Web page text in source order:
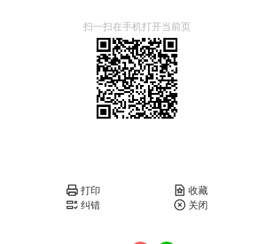
扫一扫在手机打开当前页
打印
收藏
纠错
关闭